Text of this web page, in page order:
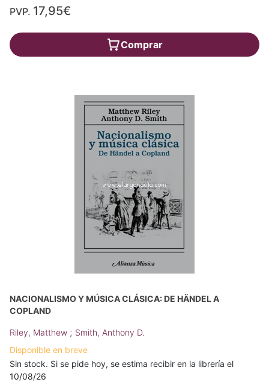
PVP. 17,95€
Comprar
NACIONALISMO Y MÚSICA CLÁSICA: DE HÄNDEL A
COPLAND
Riley, Matthew ; Smith, Anthony D.
Disponible en breve
Sin stock. Si se pide hoy, se estima recibir en la librería el
10/08/26